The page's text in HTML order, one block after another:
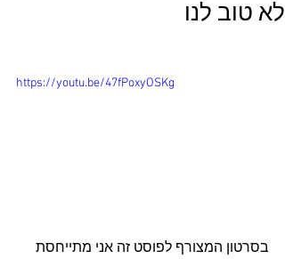
לא טוב לנו
https://youtu.be/47fPoxyOSKg
בסרטון המצורף לפוסט זה אני מתייחסת